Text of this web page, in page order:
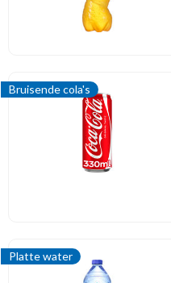
Bruisende cola's
Platte water